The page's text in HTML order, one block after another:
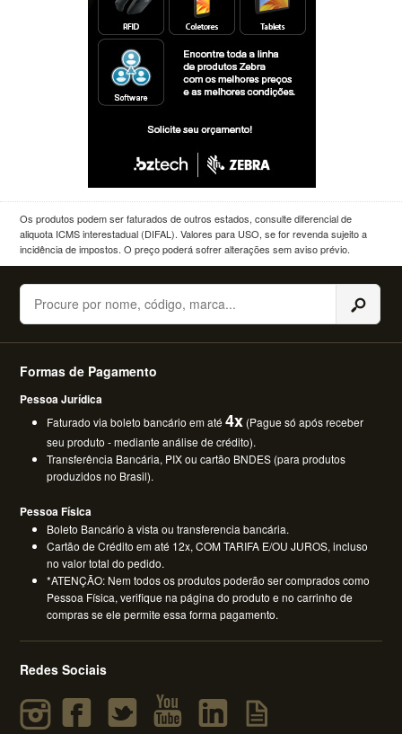
Os produtos podem ser faturados de outros estados, consulte diferencial de
aliquota ICMS interestadual (DIFAL). Valores para USO, se for revenda sujeito a
incidência de impostos. O preço poderá sofrer alterações sem aviso prévio.
Buscar
Formas de Pagamento
Pessoa Jurídica
Faturado via boleto bancário em até4x (Pague só após receber
seu produto - mediante análise de crédito).
Transferência Bancária, PIX ou cartão BNDES (para produtos
produzidos no Brasil).
Pessoa Física
Boleto Bancário à vista ou transferencia bancária.
Cartão de Crédito em até 12x, COM TARIFA E/OU JUROS, incluso
no valor total do pedido.
*ATENÇÃO: Nem todos os produtos poderão ser comprados como
Pessoa Física, verifique na página do produto e no carrinho de
compras se ele permite essa forma pagamento.
Redes Sociais